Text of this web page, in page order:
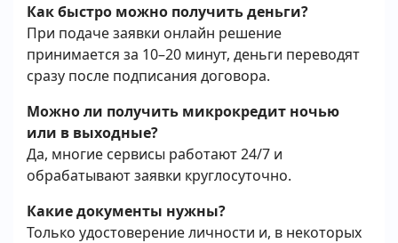
Как быстро можно получить деньги?
При подаче заявки онлайн решение
принимается за 10–20 минут, деньги переводят
сразу после подписания договора.
Можно ли получить микрокредит ночью
или в выходные?
Да, многие сервисы работают 24/7 и
обрабатывают заявки круглосуточно.
Какие документы нужны?
Только удостоверение личности и, в некоторых